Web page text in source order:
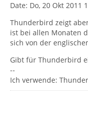
Date: Do, 20 Okt 2011
Thunderbird zeigt
ist bei allen Monaten
sich von der
Gibt für Thunderbird
--
Ich verwende: